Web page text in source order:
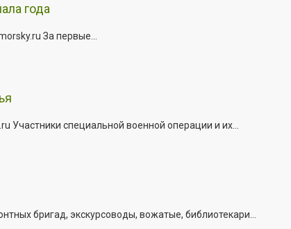
года
За первые...
специальной военной операции и их...
бригад, экскурсоводы, вожатые, библиотекари...